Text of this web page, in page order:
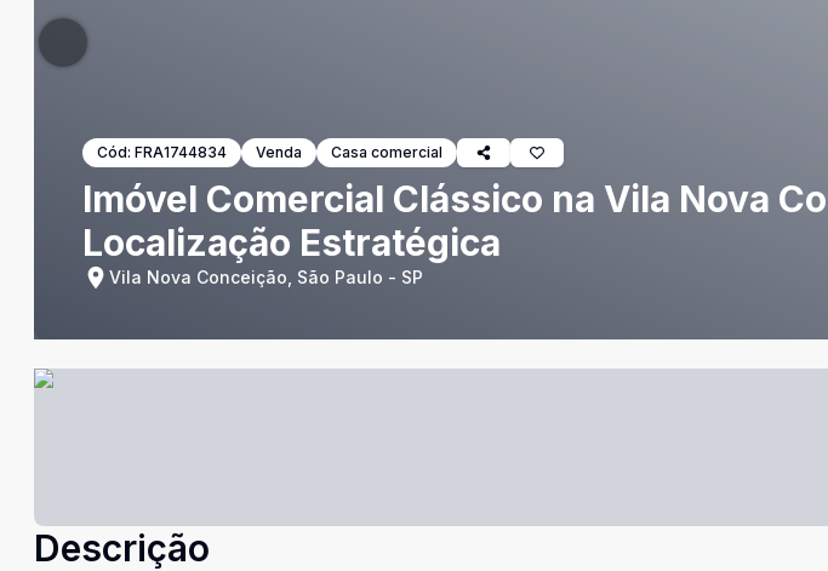
Cód: FRA1744834 Venda Casa comercial
Imóvel Comercial Clássico na Vila Nova
Localização Estratégica
Vila Nova Conceição, São Paulo - SP
Descrição